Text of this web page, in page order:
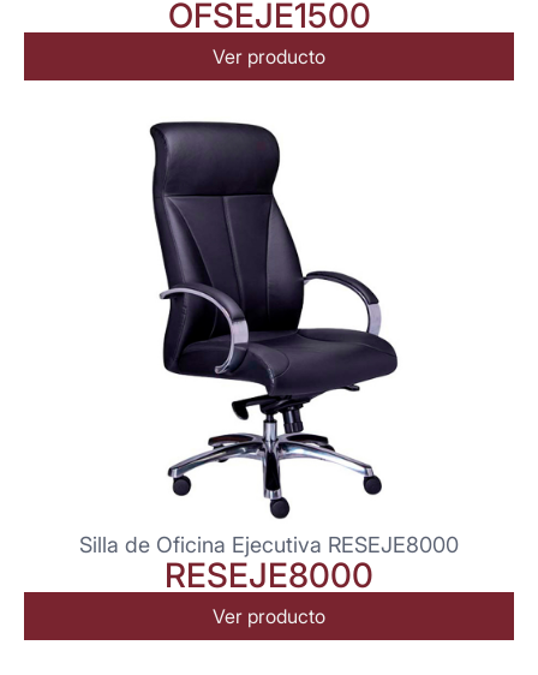
OFSEJE1500
Ver producto
Silla de Oficina Ejecutiva RESEJE8000
RESEJE8000
Ver producto